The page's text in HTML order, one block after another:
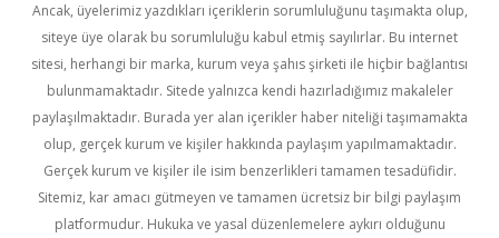
Ancak, üyelerimiz yazdıkları içeriklerin sorumluluğunu taşımakta olup,
siteye üye olarak bu sorumluluğu kabul etmiş sayılırlar. Bu internet
sitesi, herhangi bir marka, kurum veya şahıs şirketi ile hiçbir bağlantısı
bulunmamaktadır. Sitede yalnızca kendi hazırladığımız makaleler
paylaşılmaktadır. Burada yer alan içerikler haber niteliği taşımamakta
olup, gerçek kurum ve kişiler hakkında paylaşım yapılmamaktadır.
Gerçek kurum ve kişiler ile isim benzerlikleri tamamen tesadüfidir.
Sitemiz, kar amacı gütmeyen ve tamamen ücretsiz bir bilgi paylaşım
platformudur. Hukuka ve yasal düzenlemelere aykırı olduğunu